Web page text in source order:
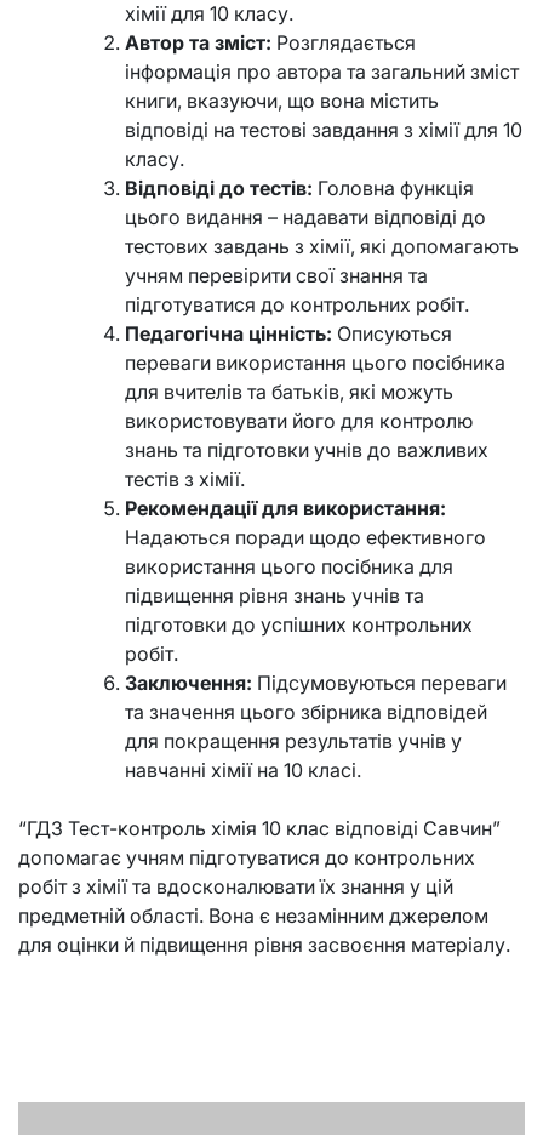
хімії для 10 класу.
Автор та зміст: Розглядається
інформація про автора та загальний зміст
книги, вказуючи, що вона містить
відповіді на тестові завдання з хімії для 10
класу.
Відповіді до тестів: Головна функція
цього видання – надавати відповіді до
тестових завдань з хімії, які допомагають
учням перевірити свої знання та
підготуватися до контрольних робіт.
Педагогічна цінність: Описуються
переваги використання цього посібника
для вчителів та батьків, які можуть
використовувати його для контролю
знань та підготовки учнів до важливих
тестів з хімії.
Рекомендації для використання:
Надаються поради щодо ефективного
використання цього посібника для
підвищення рівня знань учнів та
підготовки до успішних контрольних
робіт.
Заключення: Підсумовуються переваги
та значення цього збірника відповідей
для покращення результатів учнів у
навчанні хімії на 10 класі.
“ГДЗ Тест-контроль хімія 10 клас відповіді Савчин”
допомагає учням підготуватися до контрольних
робіт з хімії та вдосконалювати їх знання у цій
предметній області. Вона є незамінним джерелом
для оцінки й підвищення рівня засвоєння матеріалу.